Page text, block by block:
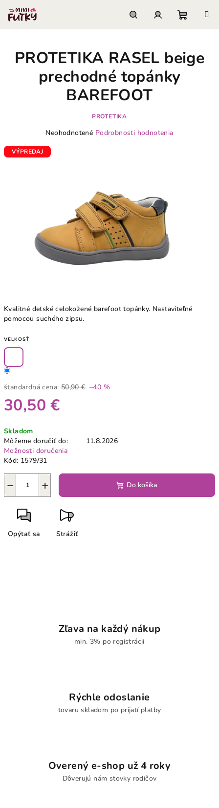
obsah
košík
Kvalitné detské celokožené barefoot topánky. Nastaviteľné
pomocou suchého zipsu.
VEĽKOSŤ
štandardná cena: 50,90 € –40 %
30,50 €
cena:
Skladom
Môžeme doručiť do:
11.8.2026
Možnosti doručenia
Kód: 1579/31
+
− Do košíka
Opýtať sa Strážiť
PROTETIKA RASEL beige
prechodné topánky
BAREFOOT
PROTETIKA
Priemerné
produktu
Neohodnotené Podrobnosti hodnotenia
VÝPREDAJ
Zľava na každý nákup
min. 3% po registrácii
Rýchle odoslanie
tovaru skladom po prijatí platby
Overený e-shop už 4 roky
Dôverujú nám stovky rodičov